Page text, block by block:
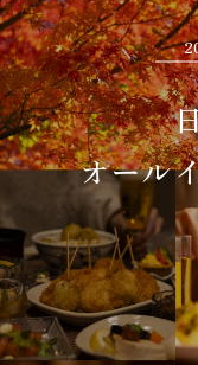
オール